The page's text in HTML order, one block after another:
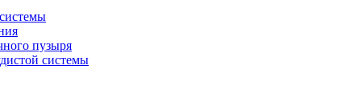
пузыря
системы